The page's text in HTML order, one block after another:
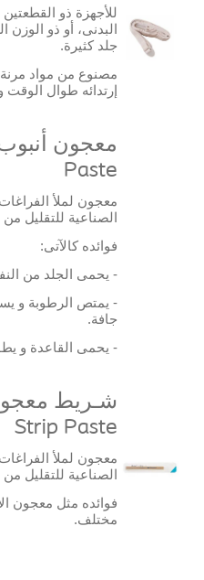
للأجهزة ذو
البدنى، أو ذو الوزن
جلد كثيرة.
مصنوع من مواد
إرتدائه طوال
معجون أنبوب
Paste
معجون لملأ
الصناعية للتقليل
فوائده كالآتى:
- يحمى الجلد من
- يمتص الرطوبة و
جافة.
- يحمى القاعدة و
شـريط
Strip Paste
معجون لملأ
الصناعية للتقليل
فوائده مثل معجون
مختلف.